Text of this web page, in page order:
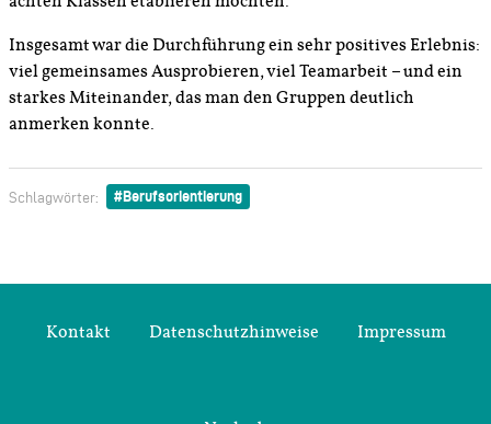
Insgesamt war die Durchführung ein sehr positives Erlebnis:
viel gemeinsames Ausprobieren, viel Teamarbeit – und ein
starkes Miteinander, das man den Gruppen deutlich
anmerken konnte.
Schlagwörter: Berufsorientierung
Kontakt Datenschutzhinweise Impressum